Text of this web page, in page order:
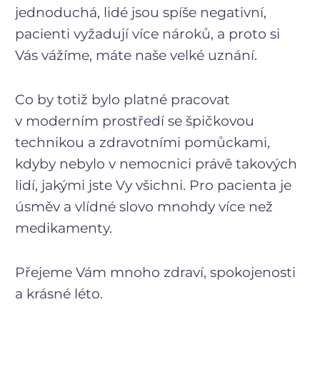
jednoduchá, lidé jsou spíše negativní,
pacienti vyžadují více nároků, a proto si
Vás vážíme, máte naše velké uznání.
Co by totiž bylo platné pracovat
v moderním prostředí se špičkovou
technikou a zdravotními pomůckami,
kdyby nebylo v nemocnici právě takových
lidí, jakými jste Vy všichni. Pro pacienta je
úsměv a vlídné slovo mnohdy více než
medikamenty.
Přejeme Vám mnoho zdraví, spokojenosti
a krásné léto.